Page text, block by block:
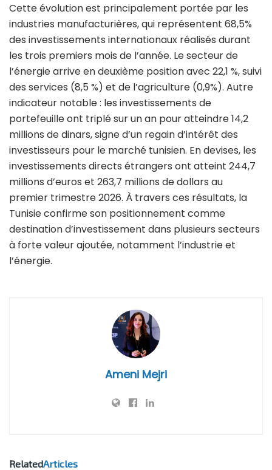
Cette évolution est principalement portée par les
industries manufacturières, qui représentent 68,5%
des investissements internationaux réalisés durant
les trois premiers mois de l’année. Le secteur de
l’énergie arrive en deuxième position avec 22,1 %, suivi
des services (8,5 %) et de l’agriculture (0,9%). Autre
indicateur notable : les investissements de
portefeuille ont triplé sur un an pour atteindre 14,2
millions de dinars, signe d’un regain d’intérêt des
investisseurs pour le marché tunisien. En devises, les
investissements directs étrangers ont atteint 244,7
millions d’euros et 263,7 millions de dollars au
premier trimestre 2026. À travers ces résultats, la
Tunisie confirme son positionnement comme
destination d’investissement dans plusieurs secteurs
à forte valeur ajoutée, notamment l’industrie et
l’énergie.
Ameni Mejri
RelatedArticles